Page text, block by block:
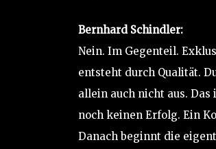
Bernhard Schindler:
Nein. Im Gegenteil.
entsteht durch Qualität.
allein auch nicht aus.
noch keinen Erfolg. Ein
Danach beginnt die